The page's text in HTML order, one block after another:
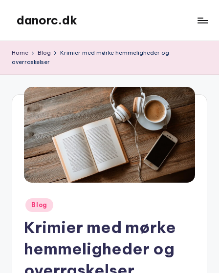
content
danorc.dk
Home Blog
Krimier med mørke hemmeligheder og
overraskelser
Posted
in
Blog
Krimier med mørke
hemmeligheder og